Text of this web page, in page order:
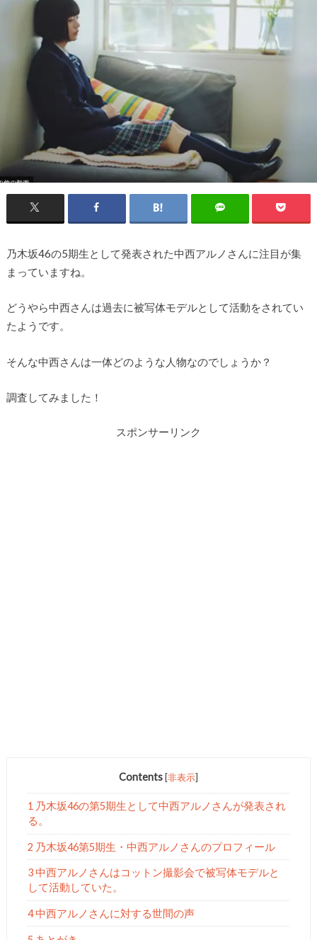
乃木坂46の5期生として発表された中西アルノさんに注目が集
まっていますね。
どうやら中西さんは過去に被写体モデルとして活動をされてい
たようです。
そんな中西さんは一体どのような人物なのでしょうか？
調査してみました！
スポンサーリンク
Contents [非表示]
1 乃木坂46の第5期生として中西アルノさんが発表され
る。
2 乃木坂46第5期生・中西アルノさんのプロフィール
3 中西アルノさんはコットン撮影会で被写体モデルと
して活動していた。
4 中西アルノさんに対する世間の声